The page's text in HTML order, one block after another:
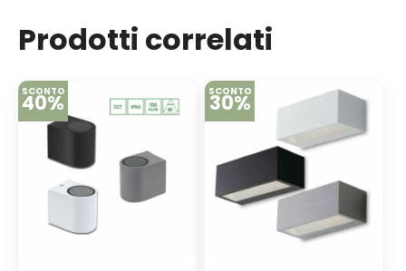
Prodotti correlati
SCONTO
40% SCONTO
30%